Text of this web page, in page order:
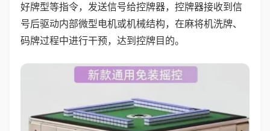
好牌型等指令，发送信号给控牌器，控牌器接收到信
号后驱动内部微型电机或机械结构，在麻将机洗牌、
码牌过程中进行干预，达到控牌目的。